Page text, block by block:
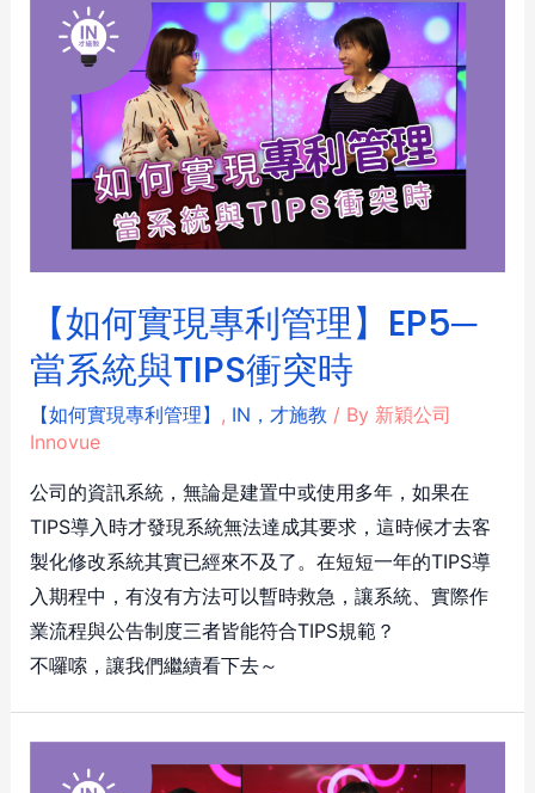
【如何實現專利管理】EP5─
當系統與TIPS衝突時
【如何實現專利管理】 , IN，才施教 / By 新穎公司
Innovue
公司的資訊系統，無論是建置中或使用多年，如果在
TIPS導入時才發現系統無法達成其要求，這時候才去客
製化修改系統其實已經來不及了。在短短一年的TIPS導
入期程中，有沒有方法可以暫時救急，讓系統、實際作
業流程與公告制度三者皆能符合TIPS規範？
不囉嗦，讓我們繼續看下去～